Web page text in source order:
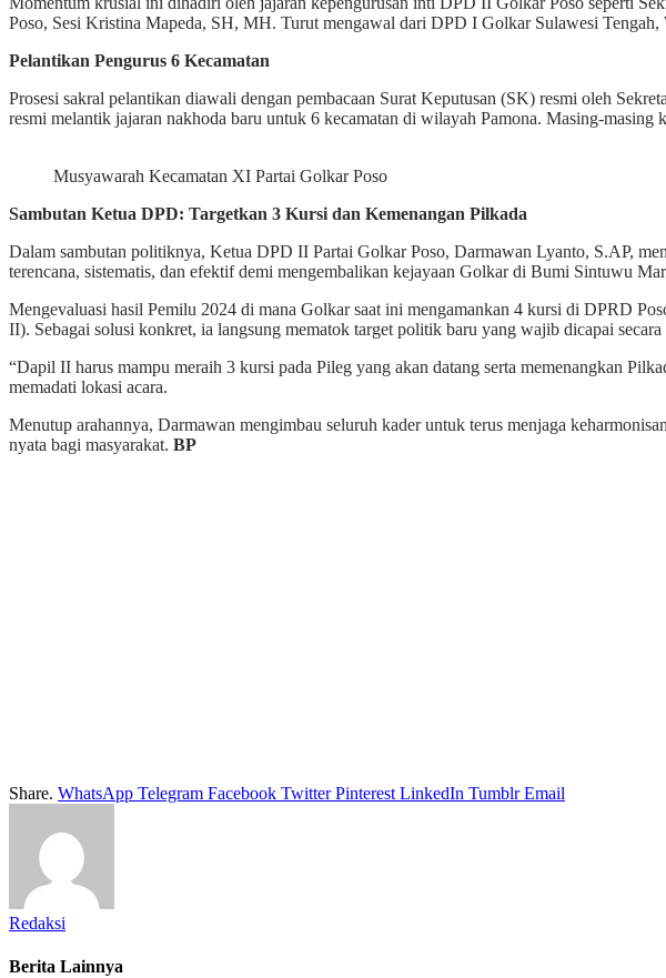
Poso, Sesi Kristina Mapeda, SH, MH. Turut mengawal dari DPD I Golkar Sulawesi
Pelantikan Pengurus 6 Kecamatan
Prosesi sakral pelantikan diawali dengan pembacaan Surat Keputusan (SK) resmi oleh
resmi melantik jajaran nakhoda baru untuk 6 kecamatan di wilayah Pamona. Masing-
Musyawarah Kecamatan XI Partai Golkar Poso
Sambutan Ketua DPD: Targetkan 3 Kursi dan Kemenangan Pilkada
Dalam sambutan politiknya, Ketua DPD II Partai Golkar Poso, Darmawan Lyanto, S.AP,
terencana, sistematis, dan efektif demi mengembalikan kejayaan Golkar di Bumi Sintuwu
Mengevaluasi hasil Pemilu 2024 di mana Golkar saat ini mengamankan 4 kursi di DPRD
II). Sebagai solusi konkret, ia langsung mematok target politik baru yang wajib dicapai
“Dapil II harus mampu meraih 3 kursi pada Pileg yang akan datang serta memenangkan
memadati lokasi acara.
Menutup arahannya, Darmawan mengimbau seluruh kader untuk terus menjaga
nyata bagi masyarakat. BP
Share. WhatsApp Telegram Facebook Twitter Pinterest LinkedIn Tumblr Email
Redaksi
Berita Lainnya